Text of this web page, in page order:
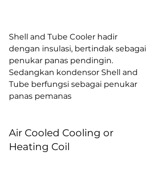
Shell and Tube Cooler hadir
dengan insulasi, bertindak sebagai
penukar panas pendingin.
Sedangkan kondensor Shell and
Tube berfungsi sebagai penukar
panas pemanas
Air Cooled Cooling or
Heating Coil